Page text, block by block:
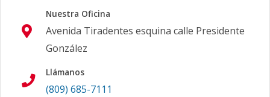
Nuestra Oficina
Avenida Tiradentes esquina calle Presidente
González
Llámanos
(809) 685-7111